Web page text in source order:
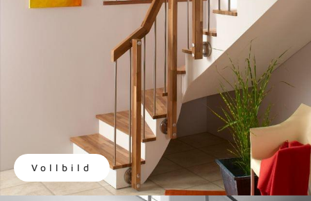
Vollbild